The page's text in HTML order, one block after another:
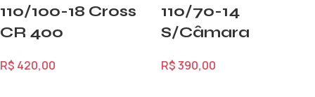
110/100-18 Cross
CR 400
R$ 420,00
110/70-14
S/Câmara
R$390,00